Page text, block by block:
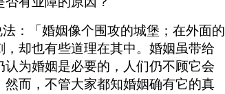
：「婚姻像个围攻的城堡；在外面的
却也有些道理在其中。婚姻虽带给
为婚姻是必要的，人们仍不顾它会
而，不管大家都知婚姻确有它的真